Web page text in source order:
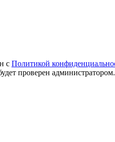
с Политикой
проверен администратором.